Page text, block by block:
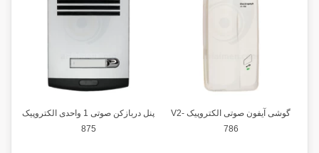
گوشی آیفون صوتی الکتروپیک V2-
786
پنل دربازکن صوتی 1 واحدی الکتروپیک
875